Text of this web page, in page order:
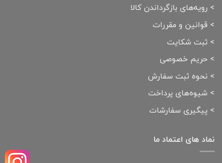
> رویه‌های بازگرداندن کالا
> قوانین و مقررات
> ثبت شکایت
> حریم خصوصی
> نحوه ثبت سفارش
> شیوه‌های پرداخت
> پیگیری سفارشات
نماد های اعتماد ما